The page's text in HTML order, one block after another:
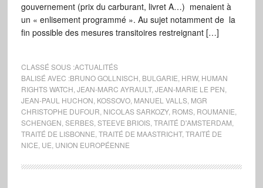
gouvernement (prix du carburant, livret A…) menaient à
un « enlisement programmé ». Au sujet notamment de la
fin possible des mesures transitoires restreignant […]
CLASSÉ SOUS :ACTUALITÉS
BALISÉ AVEC :BRUNO GOLLNISCH BULGARIE HRW, HUMAN
RIGHTS WATCH JEAN-MARC AYRAULT, JEAN-MARIE LE PEN
JEAN-PAUL HUCHON KOSSOVO, MANUEL VALLS, MGR
CHRISTOPHE DUFOUR NICOLAS SARKOZY, ROMS, ROUMANIE
SCHENGEN SERBES, STEEVE BRIOIS, TRAITÉ D'AMSTERDAM
TRAITÉ DE LISBONNE TRAITÉ DE MAASTRICHT, TRAITÉ DE
NICE UE UNION EUROPÉENNE